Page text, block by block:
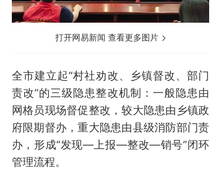
打开网易新闻 查看更多图片
全市建立起“村社劝改、乡镇督改、部门
责改”的三级隐患整改机制：一般隐患由
网格员现场督促整改，较大隐患由乡镇政
府限期督办，重大隐患由县级消防部门责
办，形成“发现—上报—整改—销号”闭环
管理流程。